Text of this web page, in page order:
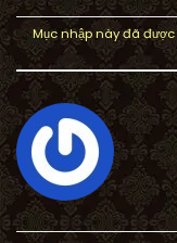
Mục nhập này đã